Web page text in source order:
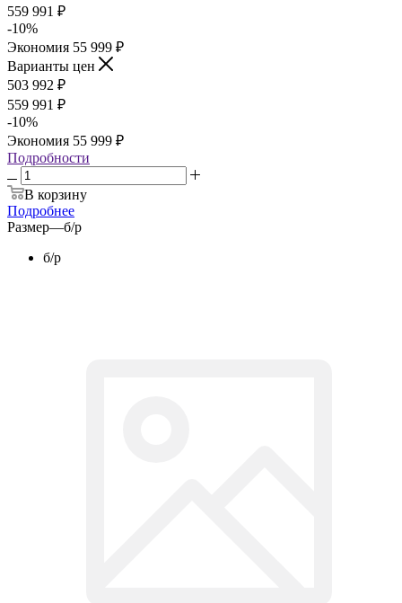
559 991 ₽
-10%
Экономия 55 999 ₽
Варианты цен
503 992 ₽
559 991 ₽
-10%
Экономия 55 999 ₽
Подробности
В корзину
Подробнее
Размер—б/р
б/р